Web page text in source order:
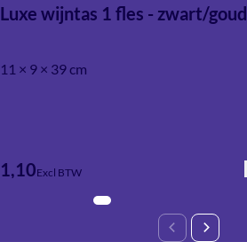
Luxe wijntas 1 fles - zwart/goud
11 × 9 × 39 cm
1,10Excl BTW